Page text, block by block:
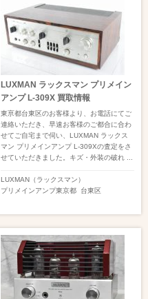
LUXMAN ラックスマン プリメイン
アンプ L-309X 買取情報
東亰都台東区のお客様より、お電話にてご
連絡いただき、早速お客様のご都合に合わ
せてご自宅まで伺い、LUXMAN ラックス
マン プリメインアンプ L-309Xの査定をさ
せていただきました。キズ・外装の破れ ...
LUXMAN（ラックスマン）
プリメインアンプ東京都 台東区